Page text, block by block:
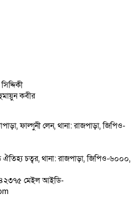
কবীর
ফাল্গুনী লেন, থানা: রাজপাড়া, জিপিও-
চত্বর, থানা: রাজপাড়া, জিপিও-৬০০০,
মেইল আইডি-